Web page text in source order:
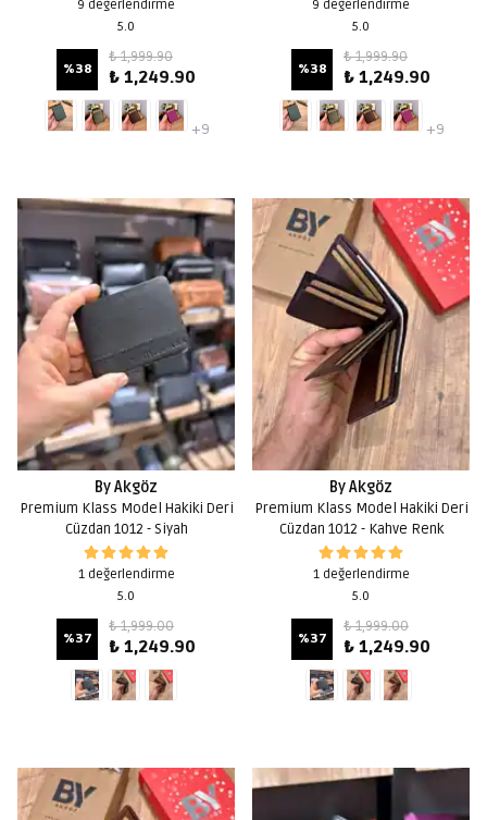
9 değerlendirme
5.0
%38
₺ 1,999.90
₺ 1,249.90
+9
9 değerlendirme
5.0
%38
₺ 1,999.90
₺ 1,249.90
+9
By Akgöz
Premium Klass Model Hakiki Deri
Cüzdan 1012 - Siyah
1 değerlendirme
5.0
%37
₺ 1,999.00
₺ 1,249.90
By Akgöz
Premium Klass Model Hakiki Deri
Cüzdan 1012 - Kahve Renk
1 değerlendirme
5.0
%37
₺ 1,999.00
₺ 1,249.90